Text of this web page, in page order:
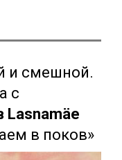
и смешной.
с
Lasnamäe
в поков»